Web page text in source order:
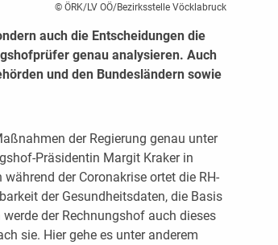
© ÖRK/LV OÖ/Bezirksstelle Vöcklabruck
auch die Entscheidungen die
genau analysieren. Auch
und den Bundesländern sowie
der Regierung genau unter
Präsidentin Margit Kraker in
der Coronakrise ortet die RH-
der Gesundheitsdaten, die Basis
der Rechnungshof auch dieses
sie. Hier gehe es unter anderem